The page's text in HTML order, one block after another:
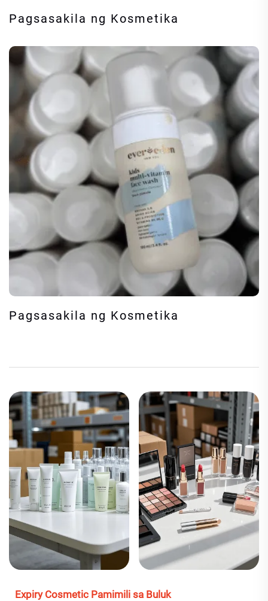
Pagsasakila ng Kosmetika
Pagsasakila ng Kosmetika
Expiry Cosmetic Pamimili sa Buluk